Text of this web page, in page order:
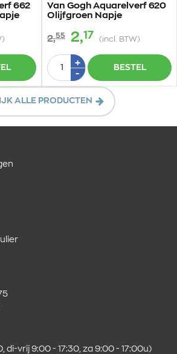
662
Van Gogh Aquarelverf 620
Olijfgroen Napje
2,55 2,17 (incl. BTW)
Aantal
+Plus
-Min
1
BESTEL
ALLE PRODUCTEN
di-vrij 9:00 - 17:30, za 9:00 - 17:00u)